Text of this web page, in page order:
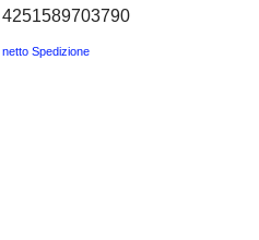
4251589703790
netto Spedizione